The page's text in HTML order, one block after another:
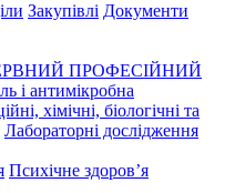
Закупівлі Документи
ПРОФЕСІЙНИЙ
і антимікробна
хімічні, біологічні та
Лабораторні дослідження
Психічне здоров’я